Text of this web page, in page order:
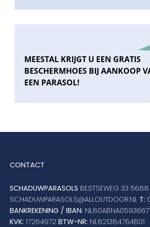
MEESTAL KRIJGT U EEN GRATIS
BESCHERMHOES BIJ AANKOOP
EEN PARASOL!
CONTACT
SCHADUWPARASOLS BESTSEWEG 33
SCHADUWPARASOLS@ALLOUTDOOR.NL T:
BANKREKENING / IBAN:
KVK: 17264972 BTW-NR: NL821384764B01